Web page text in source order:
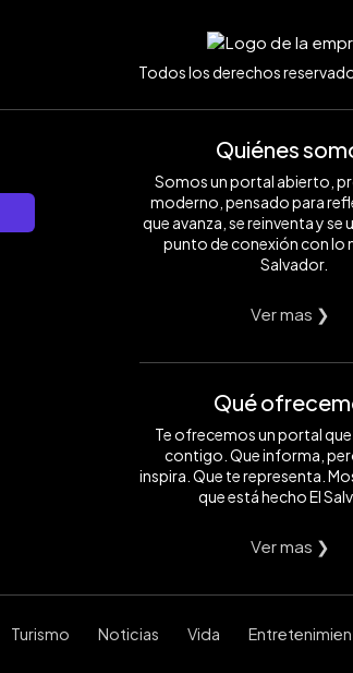
Todos los derechos
Quiénes
Somos un portal abierto,
moderno, pensado para
que avanza, se reinventa y se
punto de conexión con lo
Salvador.
Ver mas ❯
Qué
Te ofrecemos un portal
contigo. Que informa,
inspira. Que te representa.
que está hecho El
Ver mas ❯
Turismo Noticias Vida